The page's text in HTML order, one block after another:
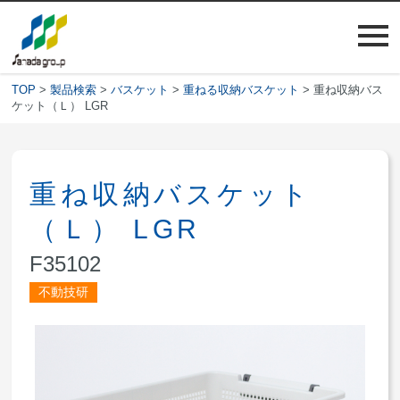
TOP >製品検索 >バスケット >重ねる収納バスケット > 重ね収納バス
ケット（Ｌ） LGR
重ね収納バスケット
（Ｌ） LGR
F35102
不動技研